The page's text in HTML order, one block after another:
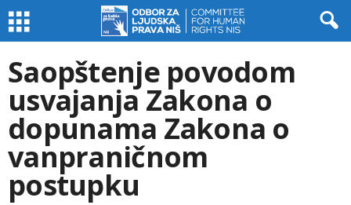
Saopštenje povodom
usvajanja Zakona o
dopunama Zakona o
vanpraničnom
postupku